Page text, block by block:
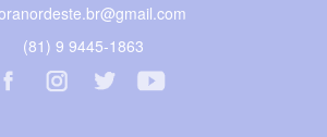
(81) 9 9445-1863